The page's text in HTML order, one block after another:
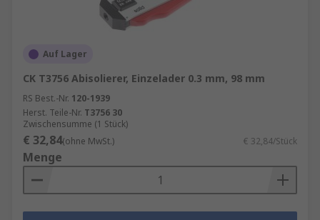
Auf Lager
CK T3756 Abisolierer, Einzelader 0.3 mm, 98 mm
RS Best.-Nr. 120-1939
Herst. Teile-Nr. T3756 30
Zwischensumme (1 Stück)
€ 32,84(ohne MwSt.) € 32,84/Stück
Menge